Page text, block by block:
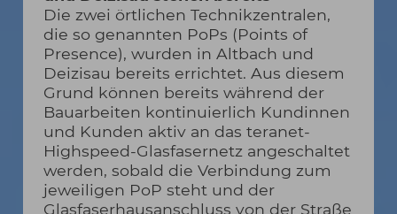
Die zwei örtlichen Technikzentralen,
die so genannten PoPs (Points of
Presence), wurden in Altbach und
Deizisau bereits errichtet. Aus diesem
Grund können bereits während der
Bauarbeiten kontinuierlich Kundinnen
und Kunden aktiv an das teranet-
Highspeed-Glasfasernetz angeschaltet
werden, sobald die Verbindung zum
jeweiligen PoP steht und der
Glasfaserhausanschluss von der Straße